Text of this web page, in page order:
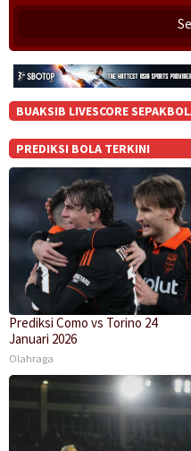
BUAKSIB LIVESCORE
PREDIKSI BOLA TERKINI
Prediksi Como vs Torino 24
Januari 2026
Olahraga